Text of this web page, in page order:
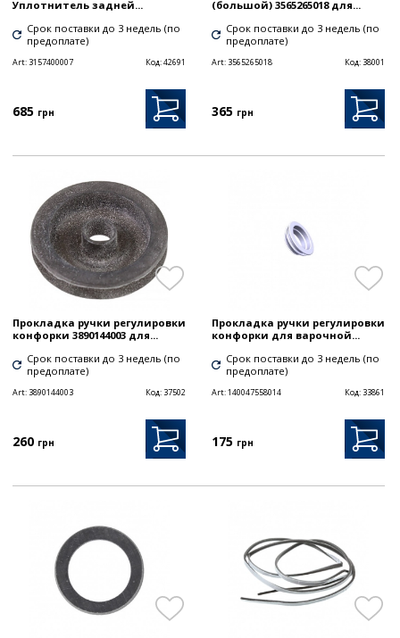
Уплотнитель задней...
Срок поставки до 3 недель (по
предоплате)
Art: 3157400007 Код:42691
685 грн
(большой) 3565265018 для...
Срок поставки до 3 недель (по
предоплате)
Art: 3565265018 Код: 38001
365 грн
Прокладка ручки регулировки
конфорки 3890144003 для...
Срок поставки до 3 недель (по
предоплате)
Art: 3890144003 Код: 37502
260 грн
Прокладка ручки регулировки
конфорки для варочной...
Срок поставки до 3 недель (по
предоплате)
Art:140047558014 Код: 33861
175 грн